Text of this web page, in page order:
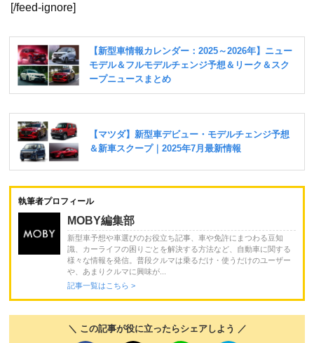
[/feed-ignore]
執筆者プロフィール
MOBY編集部
新型車予想や車選びのお役立ち記事、車や免許にまつわる豆知
識、カーライフの困りごとを解決する方法など、自動車に関する
様々な情報を発信。普段クルマは乗るだけ・使うだけのユーザー
や、あまりクルマに興味が...
記事一覧はこちら >
＼ この記事が役に立ったらシェアしよう ／